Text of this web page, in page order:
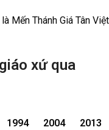
Mến Thánh Giá Tân Việt
xứ qua
1994 2004 2013